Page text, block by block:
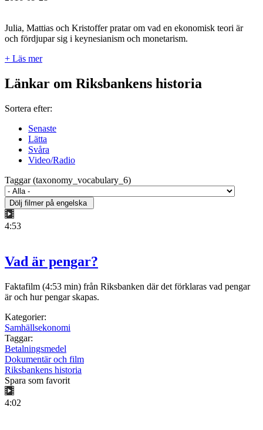
Julia, Mattias och Kristoffer pratar om vad en ekonomisk teori är
och fördjupar sig i keynesianism och monetarism.
+ Läs mer
Länkar om Riksbankens historia
Sortera efter:
Senaste
Lätta
Svåra
Video/Radio
Taggar (taxonomy_vocabulary_6)
4:53
Vad är pengar?
Faktafilm (4:53 min) från Riksbanken där det förklaras vad pengar
är och hur pengar skapas.
Kategorier:
Samhällsekonomi
Taggar:
Betalningsmedel
Dokumentär och film
Riksbankens historia
Spara som favorit
4:02